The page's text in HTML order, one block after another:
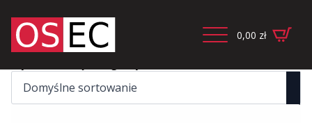
0,00 zł